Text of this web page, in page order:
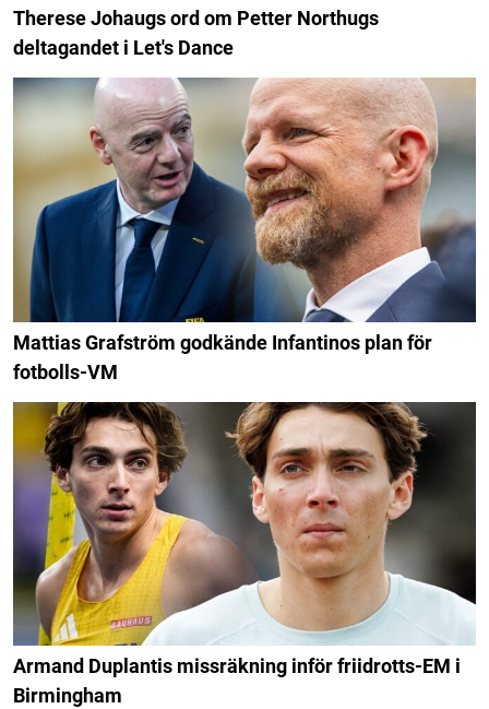
Therese Johaugs ord om Petter Northugs
deltagandet i Let's Dance
Mattias Grafström godkände Infantinos plan för
fotbolls-VM
Armand Duplantis missräkning inför friidrotts-EM i
Birmingham